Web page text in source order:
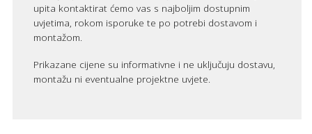
upita kontaktirat ćemo vas s najboljim dostupnim
uvjetima, rokom isporuke te po potrebi dostavom i
montažom.
Prikazane cijene su informativne i ne uključuju dostavu,
montažu ni eventualne projektne uvjete.